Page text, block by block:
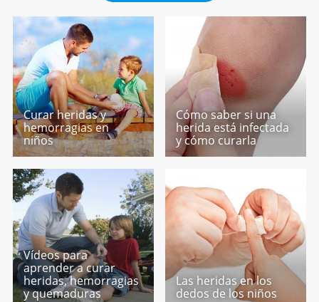
Curar heridas y
hemorragias en
niños
Cómo saber si una
herida está infectada
y cómo curarla
Vídeos para
aprender a curar
heridas, hemorragias
y quemaduras
Las heridas en los
dedos de los niños